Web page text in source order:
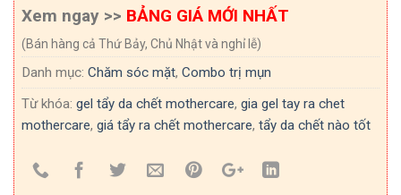
Xem ngay >> BẢNG GIÁ MỚI NHẤT
(Bán hàng cả Thứ Bảy, Chủ Nhật và nghỉ lễ)
Danh mục: Chăm sóc mặt, Combo trị mụn
Từ khóa: gel tẩy da chết mothercare, gia gel tay ra chet
mothercare, giá tẩy ra chết mothercare, tẩy da chết nào tốt